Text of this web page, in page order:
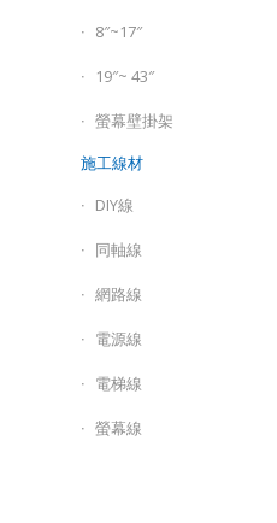
8″~17″
19″~ 43″
螢幕壁掛架
施工線材
DIY線
同軸線
網路線
電源線
電梯線
螢幕線